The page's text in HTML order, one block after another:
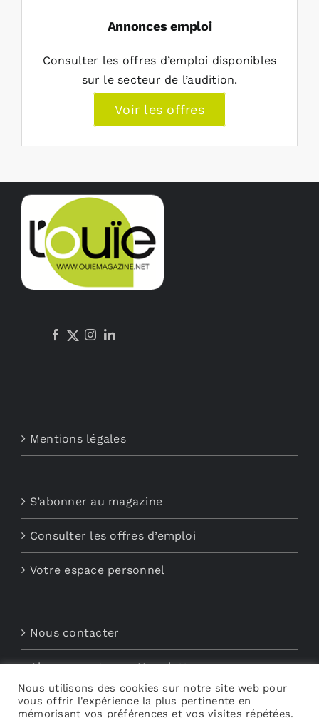
Annonces emploi
Consulter les offres d’emploi disponibles
sur le secteur de l’audition.
Voir les offres
Mentions légales
S’abonner au magazine
Consulter les offres d’emploi
Votre espace personnel
Nous contacter
Abonnements aux Newsletters
Découvrez My Audio
Nous utilisons des cookies sur notre site web pour
vous offrir l'expérience la plus pertinente en
mémorisant vos préférences et vos visites répétées.